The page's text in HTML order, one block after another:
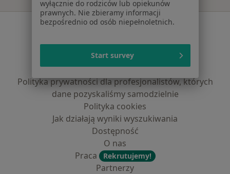
Serwis
Regulamin
Polityka prywatności pacjentów
Polityka prywatności profesjonalistów
Polityka prywatności dla profesjonalistów, których
dane pozyskaliśmy samodzielnie
Polityka cookies
Jak działają wyniki wyszukiwania
Dostępność
O nas
Praca
Rekrutujemy!
Partnerzy
wyłącznie do rodziców lub opiekunów
prawnych. Nie zbieramy informacji
bezpośrednio od osób niepełnoletnich.
Start survey